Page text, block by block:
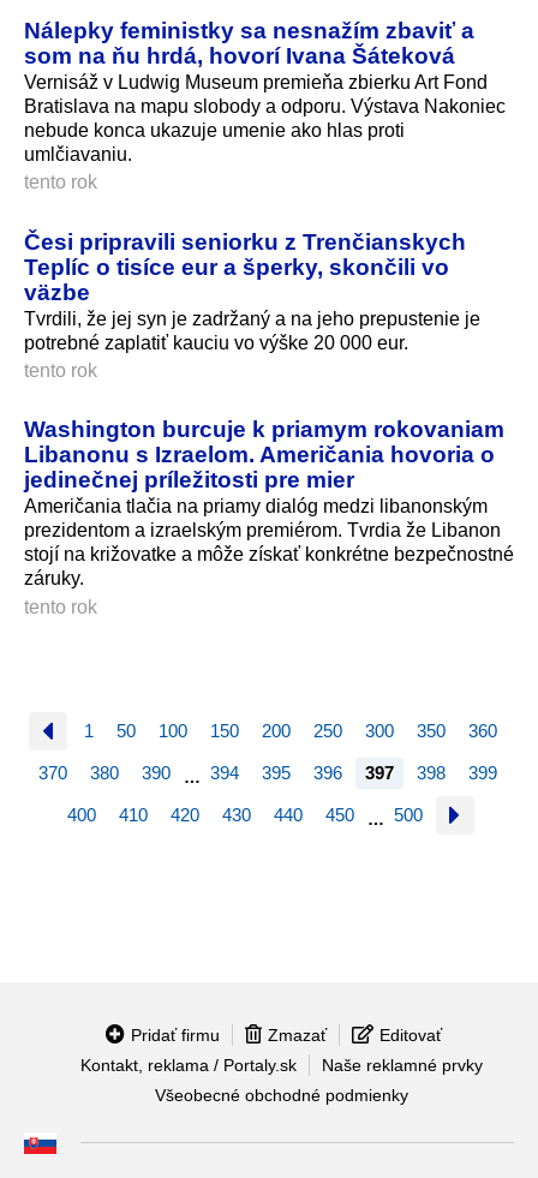
Nálepky feministky sa nesnažím zbaviť a
som na ňu hrdá, hovorí Ivana Šáteková
Vernisáž v Ludwig Museum premieňa zbierku Art Fond
Bratislava na mapu slobody a odporu. Výstava Nakoniec
nebude konca ukazuje umenie ako hlas proti
umlčiavaniu.
tento rok
Česi pripravili seniorku z Trenčianskych
Teplíc o tisíce eur a šperky, skončili vo
väzbe
Tvrdili, že jej syn je zadržaný a na jeho prepustenie je
potrebné zaplatiť kauciu vo výške 20 000 eur.
tento rok
Washington burcuje k priamym rokovaniam
Libanonu s Izraelom. Američania hovoria o
jedinečnej príležitosti pre mier
Američania tlačia na priamy dialóg medzi libanonským
prezidentom a izraelským premiérom. Tvrdia že Libanon
stojí na križovatke a môže získať konkrétne bezpečnostné
záruky.
tento rok
1 50 100 150 200 250 300 350 360
370 380 390 … 394 395 396 397 398 399
400 410 420 430 440 450 … 500
Pridať firmu Zmazať
Editovať
Kontakt, reklama / Portaly.sk
Naše reklamné prvky
Všeobecné obchodné podmienky